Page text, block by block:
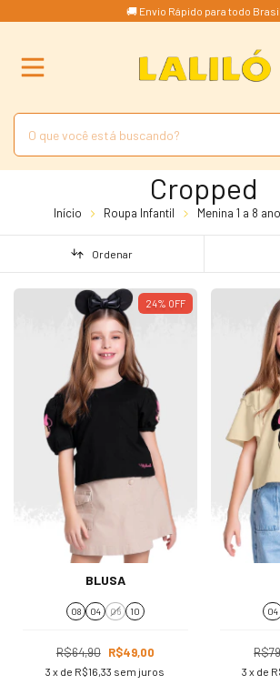
🚚 Envio Rápido para todo Brasil
Cropped
Início Roupa Infantil Menina 1 a 8
Ordenar
24% OFF
BLUSA
08 04 06 10
R$64,90 R$49,00
3 x de R$16,33 sem juros
04
3 x de